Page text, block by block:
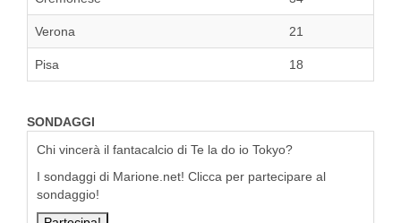
Verona 21
Pisa 18
SONDAGGI
Chi vincerà il fantacalcio di Te la do io Tokyo?
I sondaggi di Marione.net! Clicca per partecipare al
sondaggio!